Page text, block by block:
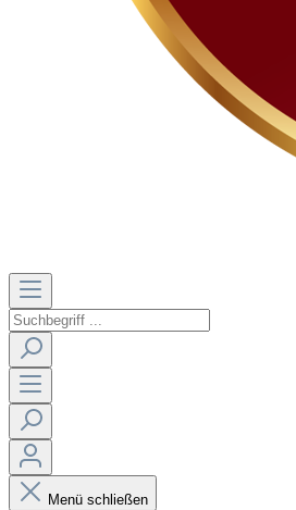
Menü schließen